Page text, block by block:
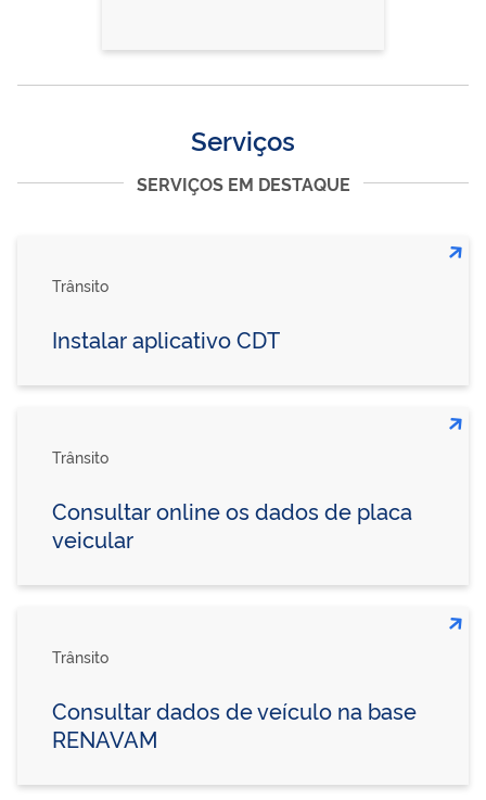
Serviços
SERVIÇOS EM DESTAQUE
Trânsito
Instalar aplicativo CDT
Trânsito
Consultar online os dados de placa
veicular
Trânsito
Consultar dados de veículo na base
RENAVAM